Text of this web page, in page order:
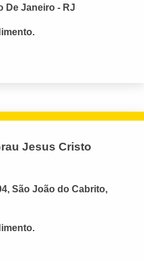
De Janeiro - RJ
Jesus Cristo
São João do Cabrito,